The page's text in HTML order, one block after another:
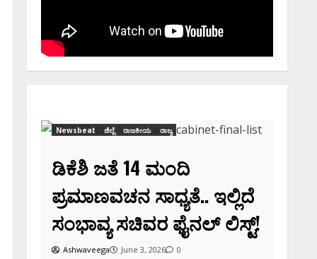
Newsbeat ಜಿಲ್ಲೆ ರಾಜಕೀಯ ರಾಜ್ಯ
ಡಿಕೆಶಿ ಜತೆ 14 ಮಂದಿ
ಪ್ರಮಾಣವಚನ ಸಾಧ್ಯತೆ.. ಇಲ್ಲಿದೆ
ಸಂಭಾವ್ಯ ಸಚಿವರ ಫೈನಲ್ ಲಿಸ್ಟ್‌!
Ashwaveega June 3, 2026 0